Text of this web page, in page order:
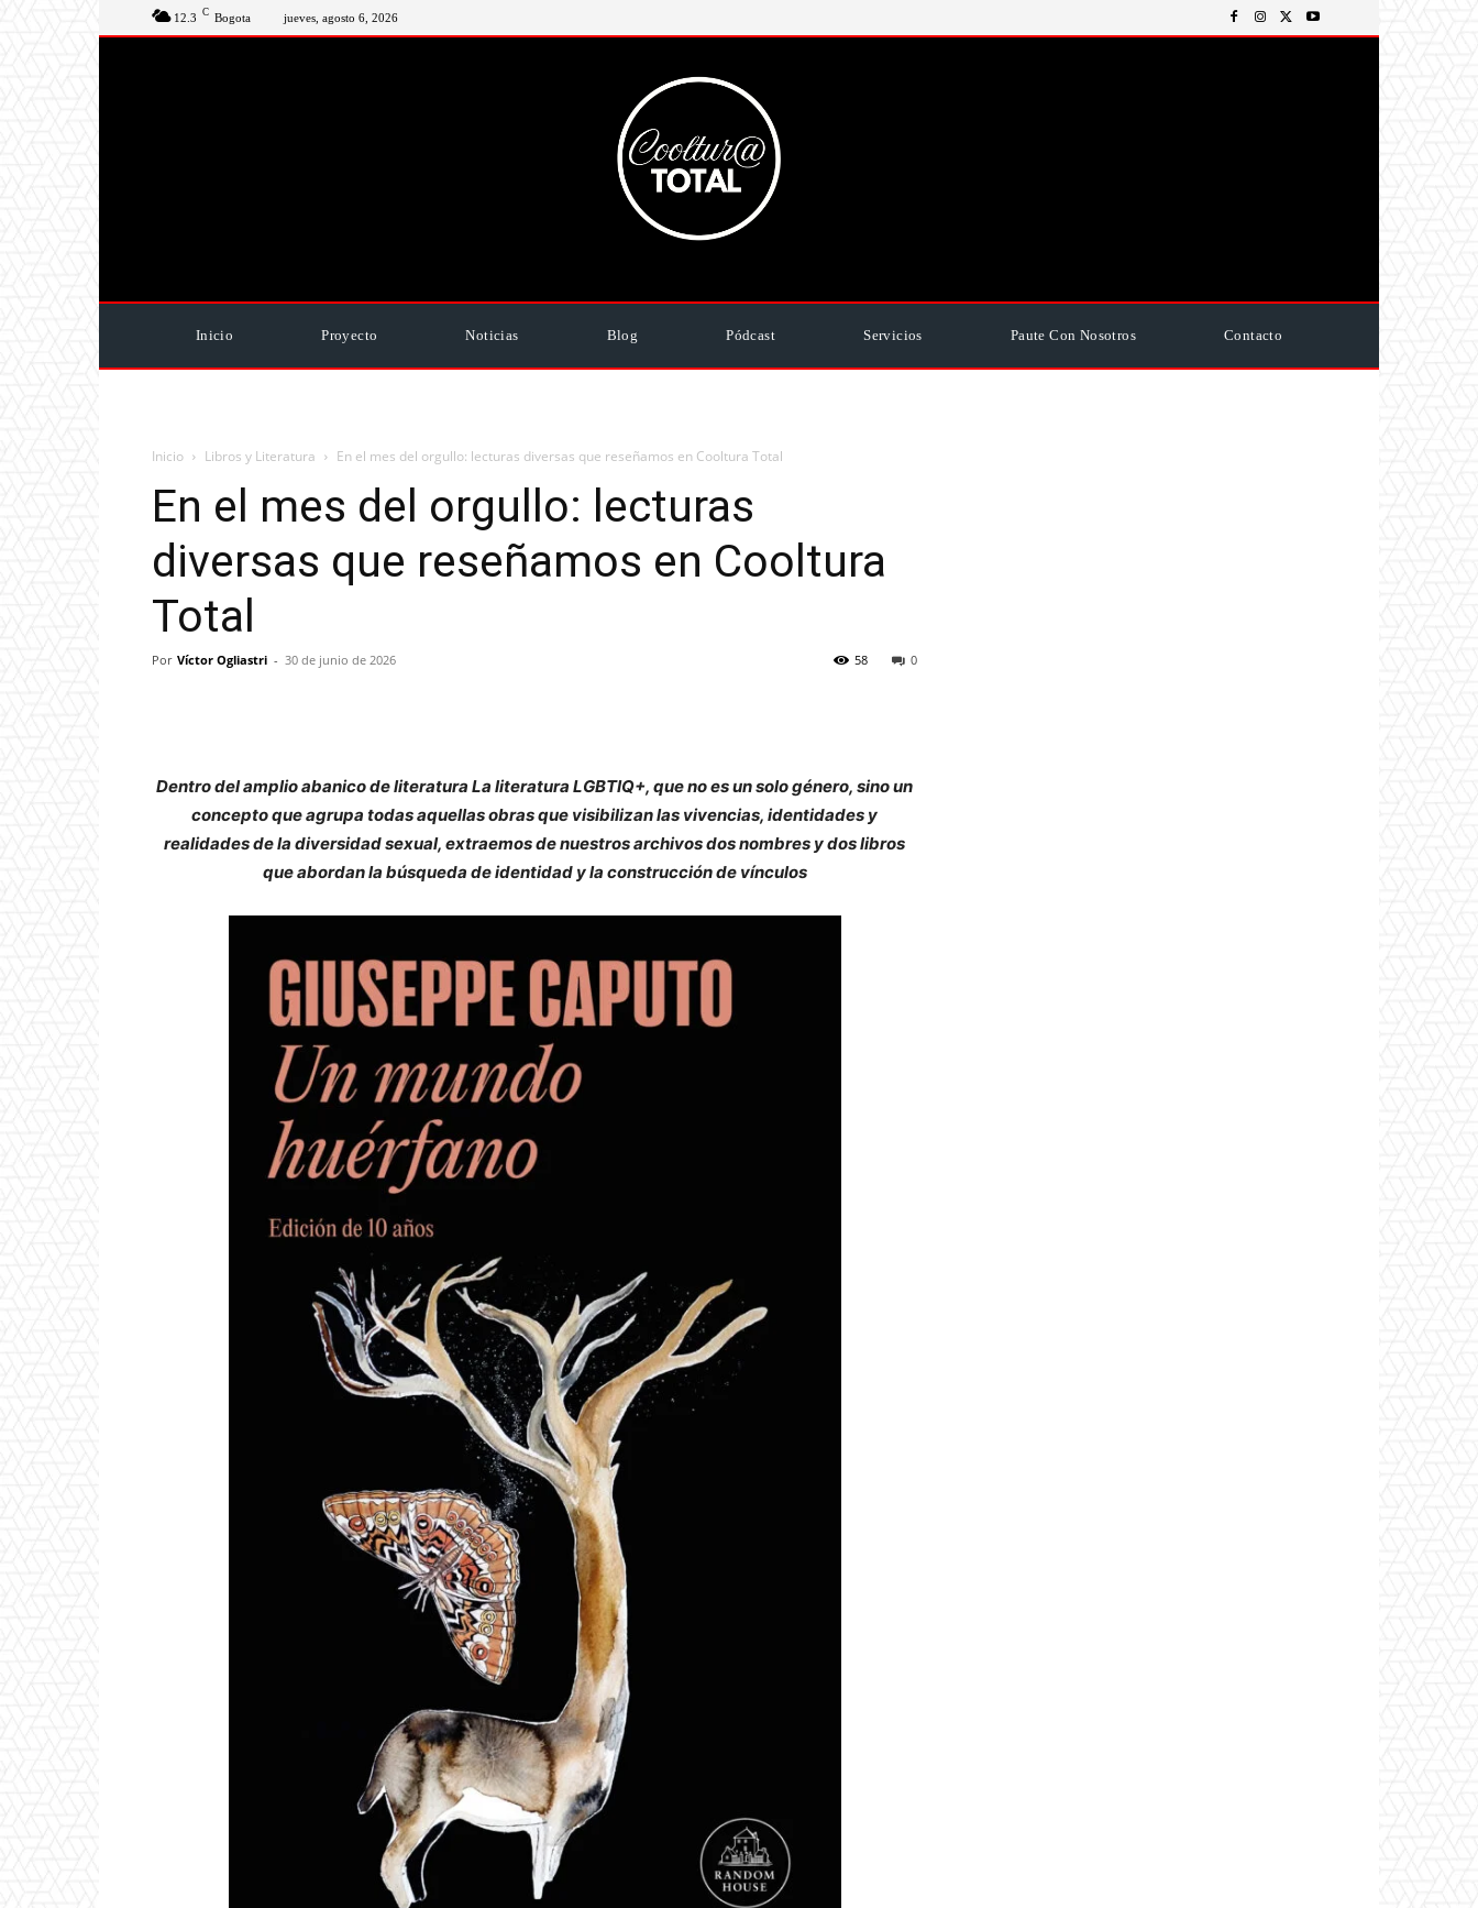
12.3 C Bogota jueves, agosto 6, 2026
Inicio Proyecto Noticias Blog Pódcast Servicios Paute Con Nosotros Contacto
Inicio Libros y Literatura En el mes del orgullo: lecturas diversas que reseñamos en Cooltura Total
En el mes del orgullo: lecturas
diversas que reseñamos en Cooltura
Total
Por Víctor Ogliastri - 30 de junio de 2026 0
58
Dentro del amplio abanico de literatura La literatura LGBTIQ+, que no es un solo género, sino un
concepto que agrupa todas aquellas obras que visibilizan las vivencias, identidades y
realidades de la diversidad sexual, extraemos de nuestros archivos dos nombres y dos libros
que abordan la búsqueda de identidad y la construcción de vínculos